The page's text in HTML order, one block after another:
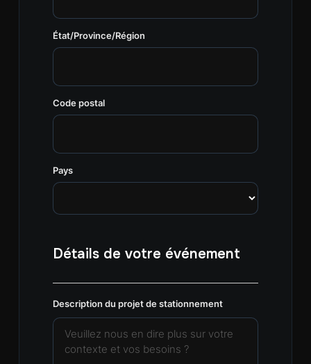
État/Province/Région
Code postal
Pays
Détails de votre événement
Description du projet de stationnement